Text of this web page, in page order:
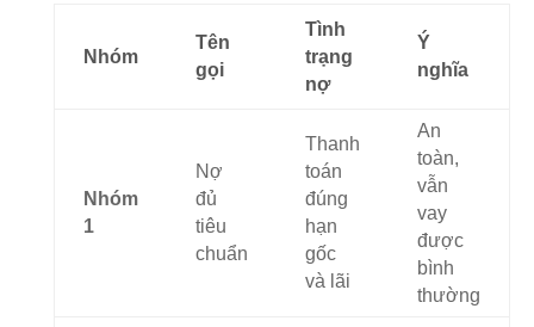
Nhóm
Tên
gọi
Tình
trạng
nợ
Ý
nghĩa
Nhóm
1
Nợ
đủ
tiêu
chuẩn
Thanh
toán
đúng
hạn
gốc
và lãi
An
toàn,
vẫn
vay
được
bình
thường